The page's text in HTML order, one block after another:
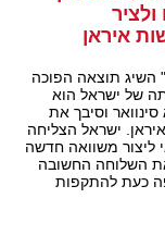
איראן
תוצאה הפוכה
של ישראל הוא
וסיבך את
ישראל הצליחה
ליצור משוואה חדשה
השלוחה החשובה
כעת להתקפות